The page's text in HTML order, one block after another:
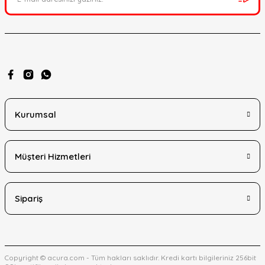
Kurumsal
Müşteri Hizmetleri
Sipariş
Copyright © acura.com - Tüm hakları saklıdır. Kredi kartı bilgileriniz 256bit